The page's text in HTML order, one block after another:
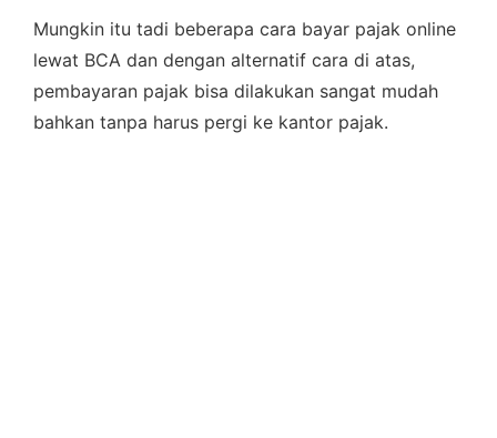
Mungkin itu tadi beberapa cara bayar pajak online
lewat BCA dan dengan alternatif cara di atas,
pembayaran pajak bisa dilakukan sangat mudah
bahkan tanpa harus pergi ke kantor pajak.